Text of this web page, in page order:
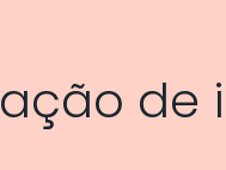
de